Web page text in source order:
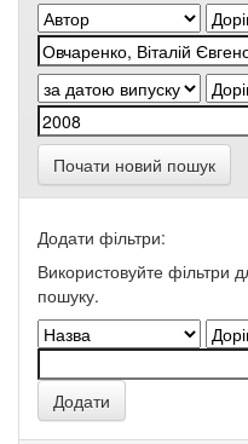
Почати новий пошук
Додати фільтри:
Використовуйте фільтри
пошуку.